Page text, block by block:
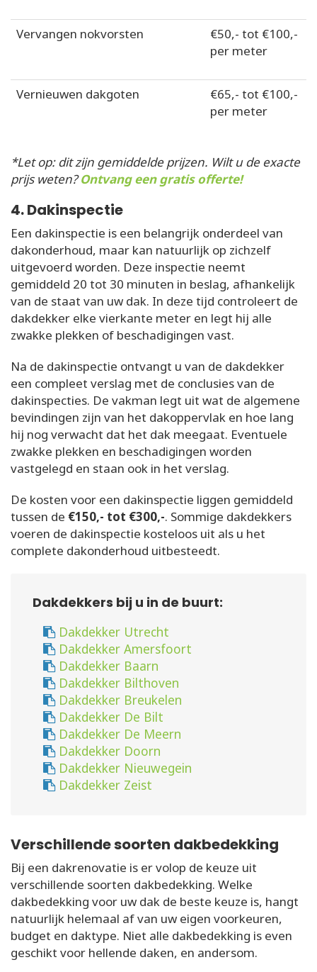
Vervangen nokvorsten
€50,- tot €100,-
per meter
Vernieuwen dakgoten
€65,- tot €100,-
per meter
*Let op: dit zijn gemiddelde prijzen. Wilt u de exacte
prijs weten?Ontvang een gratis offerte!
4. Dakinspectie
Een dakinspectie is een belangrijk onderdeel van
dakonderhoud, maar kan natuurlijk op zichzelf
uitgevoerd worden. Deze inspectie neemt
gemiddeld 20 tot 30 minuten in beslag, afhankelijk
van de staat van uw dak. In deze tijd controleert de
dakdekker elke vierkante meter en legt hij alle
zwakke plekken of beschadigingen vast.
Na de dakinspectie ontvangt u van de dakdekker
een compleet verslag met de conclusies van de
dakinspecties. De vakman legt uit wat de algemene
bevindingen zijn van het dakoppervlak en hoe lang
hij nog verwacht dat het dak meegaat. Eventuele
zwakke plekken en beschadigingen worden
vastgelegd en staan ook in het verslag.
De kosten voor een dakinspectie liggen gemiddeld
tussen de €150,- tot €300,-. Sommige dakdekkers
voeren de dakinspectie kosteloos uit als u het
complete dakonderhoud uitbesteedt.
Dakdekkers bij u in de buurt:
Dakdekker Utrecht
Dakdekker Amersfoort
Dakdekker Baarn
Dakdekker Bilthoven
Dakdekker Breukelen
Dakdekker De Bilt
Dakdekker De Meern
Dakdekker Doorn
Dakdekker Nieuwegein
Dakdekker Zeist
Verschillende soorten dakbedekking
Bij een dakrenovatie is er volop de keuze uit
verschillende soorten dakbedekking. Welke
dakbedekking voor uw dak de beste keuze is, hangt
natuurlijk helemaal af van uw eigen voorkeuren,
budget en daktype. Niet alle dakbedekking is even
geschikt voor hellende daken, en andersom.